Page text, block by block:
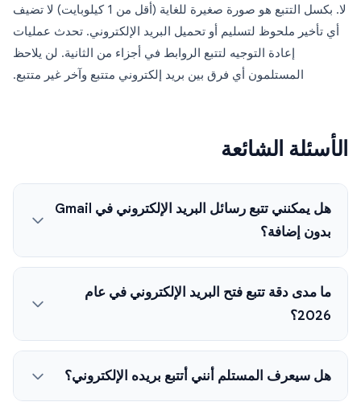
لا. بكسل التتبع هو صورة صغيرة للغاية (أقل من 1 كيلوبايت) لا تضيف
أي تأخير ملحوظ لتسليم أو تحميل البريد الإلكتروني. تحدث عمليات
إعادة التوجيه لتتبع الروابط في أجزاء من الثانية. لن يلاحظ
المستلمون أي فرق بين بريد إلكتروني متتبع وآخر غير متتبع.
الأسئلة الشائعة
هل يمكنني تتبع رسائل البريد الإلكتروني في Gmail
بدون إضافة؟
ما مدى دقة تتبع فتح البريد الإلكتروني في عام
2026؟
هل سيعرف المستلم أنني أتتبع بريده الإلكتروني؟